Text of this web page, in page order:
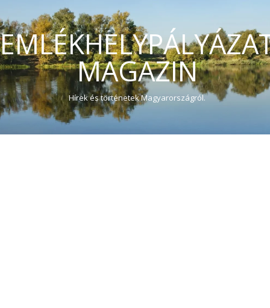
MAGAZIN
Hírek és történetek Magyarországról.